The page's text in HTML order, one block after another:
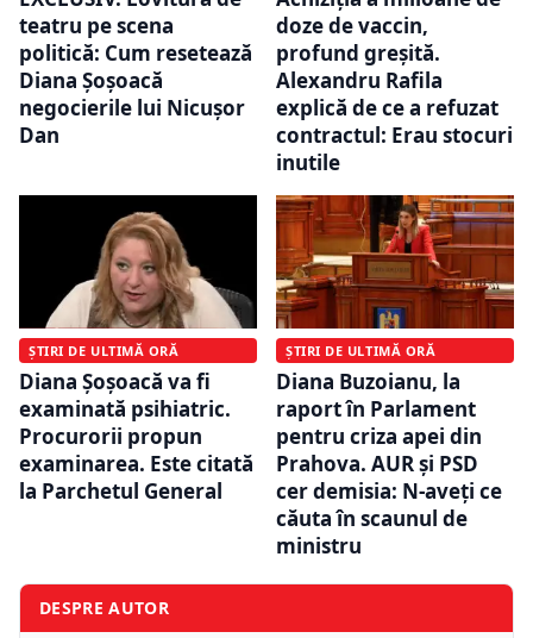
teatru pe scena
politică: Cum resetează
Diana Șoșoacă
negocierile lui Nicușor
Dan
doze de vaccin,
profund greșită.
Alexandru Rafila
explică de ce a refuzat
contractul: Erau stocuri
inutile
ȘTIRI DE ULTIMĂ ORĂ
Diana Șoșoacă va fi
examinată psihiatric.
Procurorii propun
examinarea. Este citată
la Parchetul General
ȘTIRI DE ULTIMĂ ORĂ
Diana Buzoianu, la
raport în Parlament
pentru criza apei din
Prahova. AUR și PSD
cer demisia: N-aveți ce
căuta în scaunul de
ministru
DESPRE AUTOR